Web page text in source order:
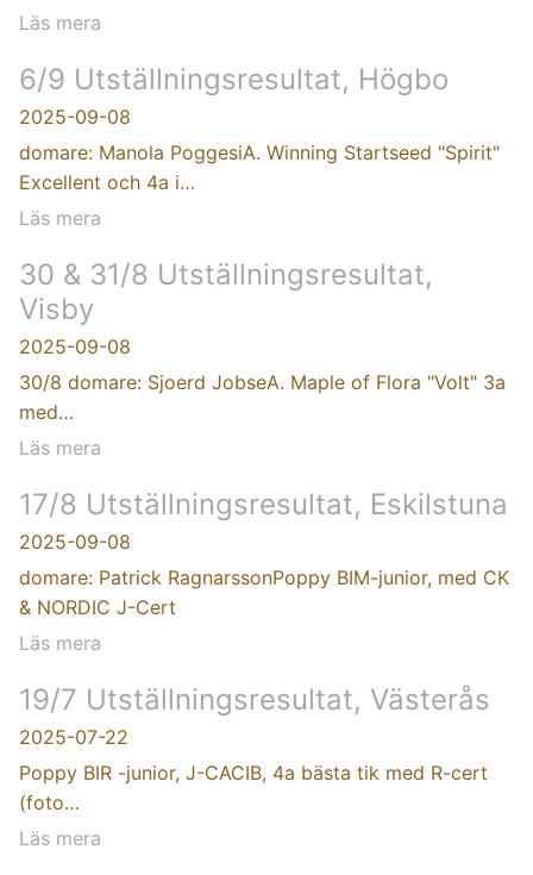
Läs mera
6/9 Utställningsresultat, Högbo
2025-09-08
domare: Manola PoggesiA. Winning Startseed "Spirit"
Excellent och 4a i…
Läs mera
30 & 31/8 Utställningsresultat,
Visby
2025-09-08
30/8 domare: Sjoerd JobseA. Maple of Flora "Volt" 3a
med…
Läs mera
17/8 Utställningsresultat, Eskilstuna
2025-09-08
domare: Patrick RagnarssonPoppy BIM-junior, med CK
& NORDIC J-Cert
Läs mera
19/7 Utställningsresultat, Västerås
2025-07-22
Poppy BIR -junior, J-CACIB, 4a bästa tik med R-cert
(foto…
Läs mera